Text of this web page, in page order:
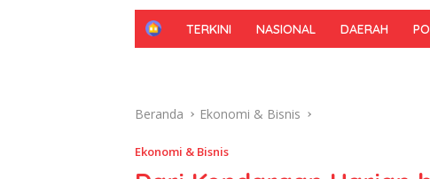
H
TERKINI NASIONAL DAERAH
Beranda Ekonomi & Bisnis
Ekonomi & Bisnis